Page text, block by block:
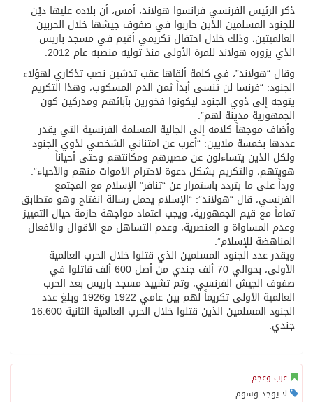
ذكر الرئيس الفرنسي فرانسوا هولاند، أمس، أن بلاده عليها ديْن
للجنود المسلمين الذين حاربوا في صفوف جيشها خلال الحربين
العالميتين، وذلك خلال احتفال تكريمي أقيم في مسجد باريس
الذي يزوره هولاند للمرة الأولى منذ توليه منصبه عام 2012.
وقال “هولاند”، في كلمة ألقاها عقب تدشين نصب تذكاري لهؤلاء
الجنود: “فرنسا لن تنسى أبداً ثمن الدم المسكوب، وهذا التكريم
يتوجه إلى ذوي الجنود ليكونوا فخورين بآبائهم ومدركين كون
الجمهورية مدينة لهم”.
وأضاف موجهاً كلامه إلى الجالية المسلمة الفرنسية التي يقدر
عددها بخمسة ملايين: “أعرب عن امتناني الشخصي لذوي الجنود
ولكل الذين يتساءلون عن مصيرهم ومكانتهم وحتى أحياناً
هويتهم، والتكريم يشكل دعوة لاحترام الأموات منهم والأحياء”.
ورداً على ما يتردد باستمرار عن “تنافر” الإسلام مع المجتمع
الفرنسي، قال “هولاند”: “الإسلام يحمل رسالة انفتاح وهو متطابق
تماماً مع قيم الجمهورية، ويجب اعتماد مواجهة حازمة حيال التمييز
وعدم المساواة و العنصرية، وعدم التساهل مع الأقوال والأفعال
المناهضة للإسلام”.
ويقدر عدد الجنود المسلمين الذي قتلوا خلال الحرب العالمية
الأولى، بحوالي 70 ألف جندي من أصل 600 ألف قاتلوا في
صفوف الجيش الفرنسي، وتم تشييد مسجد باريس بعد الحرب
العالمية الأولى تكريماً لهم بين عامي 1922 و1926 وبلغ عدد
الجنود المسلمين الذين قتلوا خلال الحرب العالمية الثانية 16.600
جندي.
عرب وعجم
لا يوجد وسوم